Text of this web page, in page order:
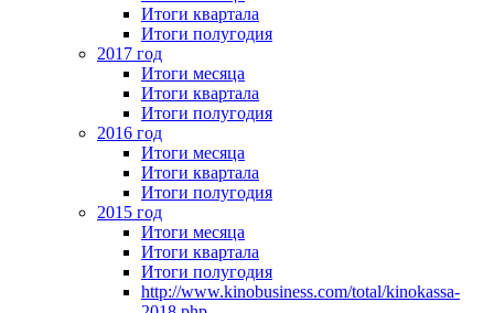
Итоги квартала
Итоги полугодия
2017 год
Итоги месяца
Итоги квартала
Итоги полугодия
2016 год
Итоги месяца
Итоги квартала
Итоги полугодия
2015 год
Итоги месяца
Итоги квартала
Итоги полугодия
http://www.kinobusiness.com/total/kinokassa-